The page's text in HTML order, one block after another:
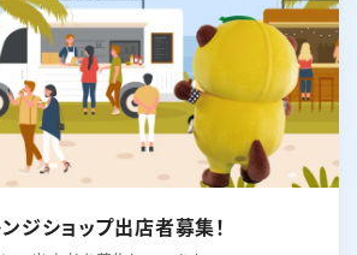
ジショップ出店者募集！